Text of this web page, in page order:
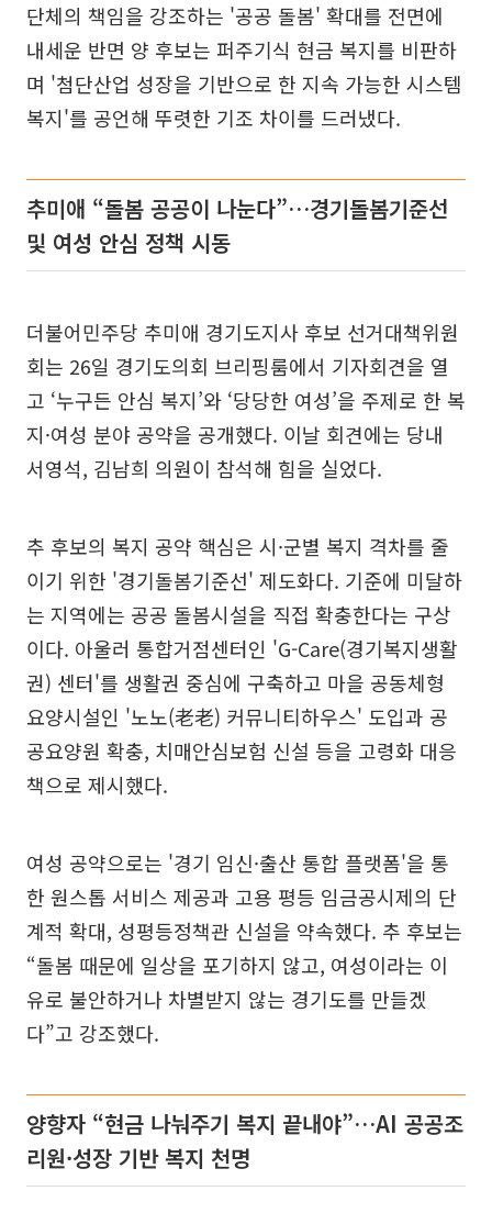
단체의 책임을 강조하는 '공공 돌봄' 확대를 전면에
내세운 반면 양 후보는 퍼주기식 현금 복지를 비판하
며 '첨단산업 성장을 기반으로 한 지속 가능한 시스템
복지'를 공언해 뚜렷한 기조 차이를 드러냈다.
추미애 “돌봄 공공이 나눈다”…경기돌봄기준선
및 여성 안심 정책 시동
더불어민주당 추미애 경기도지사 후보 선거대책위원
회는 26일 경기도의회 브리핑룸에서 기자회견을 열
고 ‘누구든 안심 복지’와 ‘당당한 여성’을 주제로 한 복
지·여성 분야 공약을 공개했다. 이날 회견에는 당내
서영석, 김남희 의원이 참석해 힘을 실었다.
추 후보의 복지 공약 핵심은 시·군별 복지 격차를 줄
이기 위한 '경기돌봄기준선' 제도화다. 기준에 미달하
는 지역에는 공공 돌봄시설을 직접 확충한다는 구상
이다. 아울러 통합거점센터인 'G-Care(경기복지생활
권) 센터'를 생활권 중심에 구축하고 마을 공동체형
요양시설인 '노노(老老) 커뮤니티하우스' 도입과 공
공요양원 확충, 치매안심보험 신설 등을 고령화 대응
책으로 제시했다.
여성 공약으로는 '경기 임신·출산 통합 플랫폼'을 통
한 원스톱 서비스 제공과 고용 평등 임금공시제의 단
계적 확대, 성평등정책관 신설을 약속했다. 추 후보는
“돌봄 때문에 일상을 포기하지 않고, 여성이라는 이
유로 불안하거나 차별받지 않는 경기도를 만들겠
다”고 강조했다.
양향자 “현금 나눠주기 복지 끝내야”…AI 공공조
리원·성장 기반 복지 천명